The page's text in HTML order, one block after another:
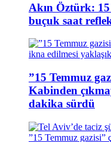
Akın Öztürk:
buçuk saat
”15 Temmuz
Kabinden
dakika sürdü